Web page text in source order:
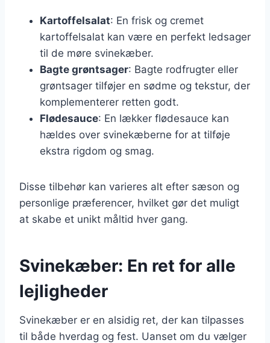
Kartoffelsalat: En frisk og cremet
kartoffelsalat kan være en perfekt ledsager
til de møre svinekæber.
Bagte grøntsager: Bagte rodfrugter eller
grøntsager tilføjer en sødme og tekstur, der
komplementerer retten godt.
Flødesauce: En lækker flødesauce kan
hældes over svinekæberne for at tilføje
ekstra rigdom og smag.
Disse tilbehør kan varieres alt efter sæson og
personlige præferencer, hvilket gør det muligt
at skabe et unikt måltid hver gang.
Svinekæber: En ret for alle
lejligheder
Svinekæber er en alsidig ret, der kan tilpasses
til både hverdag og fest. Uanset om du vælger